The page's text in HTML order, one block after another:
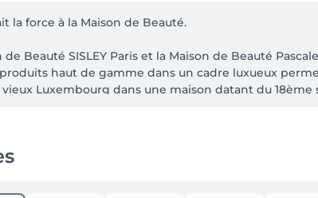
la force à la Maison de Beauté.
de Beauté SISLEY Paris et la Maison de Beauté
haut de gamme dans un cadre luxueux
vieux Luxembourg dans une maison datant du